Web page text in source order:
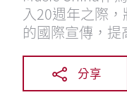
入20週年之際
的國際宣傳，提
分享